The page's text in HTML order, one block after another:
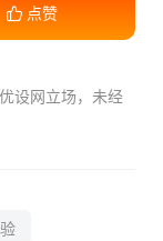
点赞
设网立场， 未经